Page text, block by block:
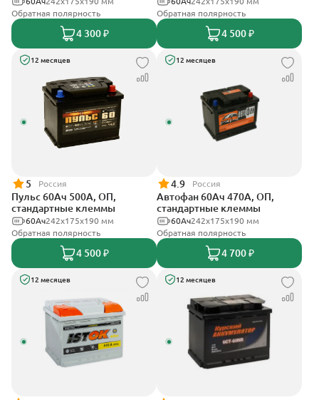
Обратная полярность
4 300 ₽
Обратная полярность
4 500 ₽
12 месяцев
5 Россия
Пульс 60Ач 500А, ОП,
стандартные клеммы
242x175x190 мм
60Ач
Обратная полярность
4 500 ₽
12 месяцев
4.9 Россия
Автофан 60Ач 470А, ОП,
стандартные клеммы
242х175х190 мм
60Ач
Обратная полярность
4 700 ₽
12 месяцев 12 месяцев